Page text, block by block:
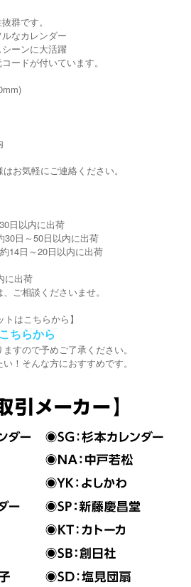
群です。
なカレンダー
ーンに大活躍
ードが付いています。
お気軽にご連絡ください。
日以内に出荷
30日～50日以内に出荷
14日～20日以内に出荷
に出荷
ご相談くださいませ。
トはこちらから】
ちらから
すので予めご了承ください。
！そんな方におすすめです。